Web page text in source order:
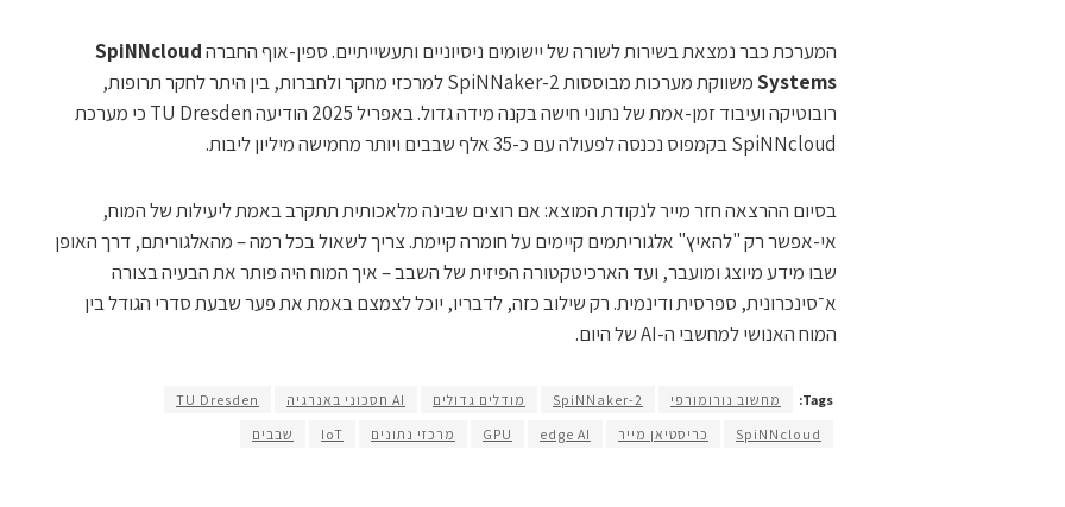
המערכת כבר נמצאת בשירות לשורה של יישומים ניסיוניים ותעשייתיים. ספין-אוף החברהSpiNNcloud
Systems
משווקת מערכות מבוססות SpiNNaker-2 למרכזי מחקר ולחברות, בין היתר לחקר תרופות,
רובוטיקה ועיבוד זמן-אמת של נתוני חישה בקנה מידה גדול. באפריל 2025 הודיעה TU Dresden כי מערכת
SpiNNcloud בקמפוס נכנסה לפעולה עם כ-35 אלף שבבים ויותר מחמישה מיליון ליבות.
בסיום ההרצאה חזר מייר לנקודת המוצא: אם רוצים שבינה מלאכותית תתקרב באמת ליעילות של המוח,
אי-אפשר רק "להאיץ" אלגוריתמים קיימים על חומרה קיימת. צריך לשאול בכל רמה – מהאלגוריתם, דרך האופן
שבו מידע מיוצג ומועבר, ועד הארכיטקטורה הפיזית של השבב – איך המוח היה פותר את הבעיה בצורה
א־סינכרונית, ספרסית ודינמית. רק שילוב כזה, לדבריו, יוכל לצמצם באמת את פער שבעת סדרי הגודל בין
המוח האנושי למחשבי ה-AI של היום.
Tags: מחשוב נורומורפי SpiNNaker-2 מודלים גדולים AI חסכוני באנרגיה
TU Dresden
SpiNNcloud
כריסטיאן מייר edge AI
GPU מרכזי נתונים IoT שבבים